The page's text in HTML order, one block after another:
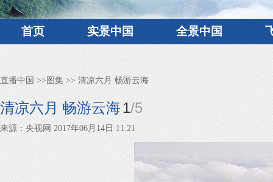
首页 实景中国 全景中国
直播中国 >> 图集 >> 清凉六月 畅游云海
清凉六月 畅游云海1/5
来源：央视网 2017年06月14日 11:21